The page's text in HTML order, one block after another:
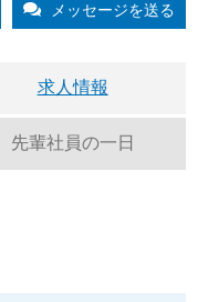
メッセージを送る
求人情報
先輩社員の一日